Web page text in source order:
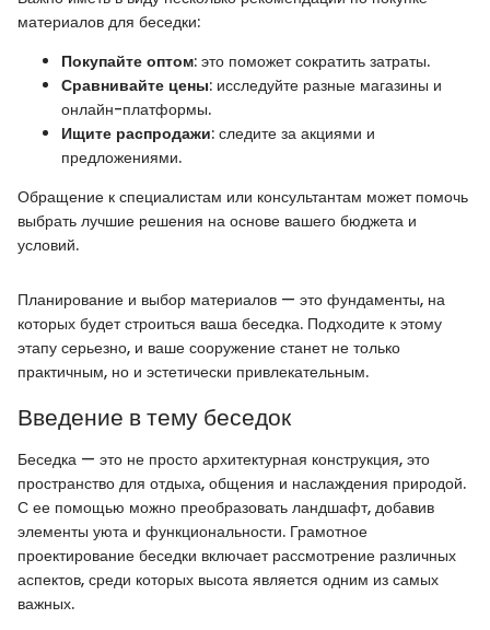
материалов для беседки:
Покупайте оптом: это поможет сократить затраты.
Сравнивайте цены: исследуйте разные магазины и
онлайн-платформы.
Ищите распродажи: следите за акциями и
предложениями.
Обращение к специалистам или консультантам может помочь
выбрать лучшие решения на основе вашего бюджета и
условий.
Планирование и выбор материалов — это фундаменты, на
которых будет строиться ваша беседка. Подходите к этому
этапу серьезно, и ваше сооружение станет не только
практичным, но и эстетически привлекательным.
Введение в тему беседок
Беседка — это не просто архитектурная конструкция, это
пространство для отдыха, общения и наслаждения природой.
С ее помощью можно преобразовать ландшафт, добавив
элементы уюта и функциональности. Грамотное
проектирование беседки включает рассмотрение различных
аспектов, среди которых высота является одним из самых
важных.